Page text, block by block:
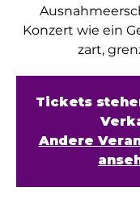
Konzert wie ein
zart,
Tickets
Andere